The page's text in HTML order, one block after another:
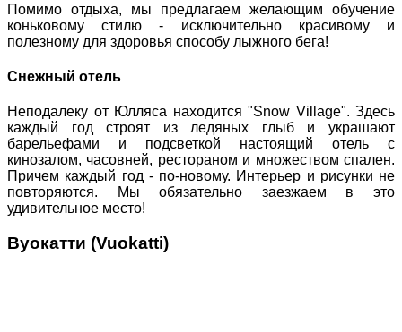
Помимо отдыха, мы предлагаем желающим обучение
коньковому стилю - исключительно красивому и
полезному для здоровья способу лыжного бега!
Снежный отель
Неподалеку от Юлляса находится "Snow Village". Здесь
каждый год строят из ледяных глыб и украшают
барельефами и подсветкой настоящий отель с
кинозалом, часовней, рестораном и множеством спален.
Причем каждый год - по-новому. Интерьер и рисунки не
повторяются. Мы обязательно заезжаем в это
удивительное место!
Вуокатти (Vuokatti)